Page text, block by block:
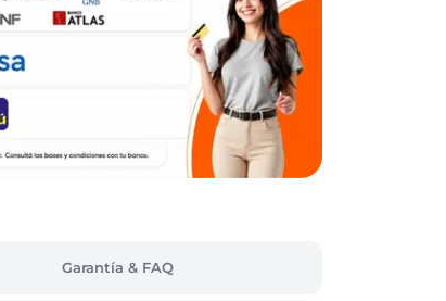
Garantía & FAQ